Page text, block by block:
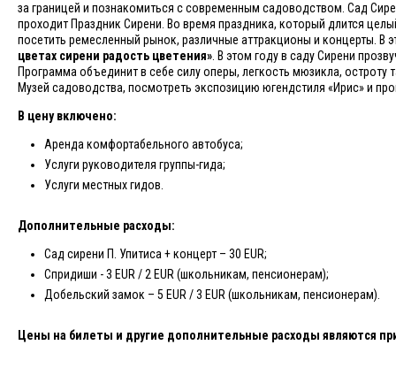
за границей и познакомиться с современным садоводством. Сад
проходит Праздник Сирени. Во время праздника, который длится
посетить ремесленный рынок, различные аттракционы и концерты. В
цветах сирени радость цветения» . В этом году в саду Сирени
Программа объединит в себе силу оперы, легкость мюзикла, остроту
Музей садоводства, посмотреть экспозицию югендстиля «Ирис» и
В цену включено:
Аренда комфортабельного автобуса;
Услуги руководителя группы-гида;
Услуги местных гидов.
Дополнительные расходы:
Сад сирени П. Упитиса + концерт – 30 EUR;
Спридиши - 3 EUR / 2 EUR (школьникам, пенсионерам);
Добельский замок – 5 EUR / 3 EUR (школьникам, пенсионерам).
Цены на билеты и другие дополнительные расходы являются